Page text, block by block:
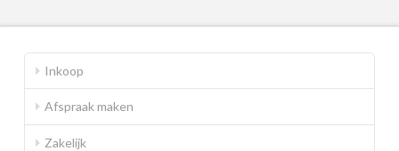
Inkoop
Afspraak maken
Zakelijk